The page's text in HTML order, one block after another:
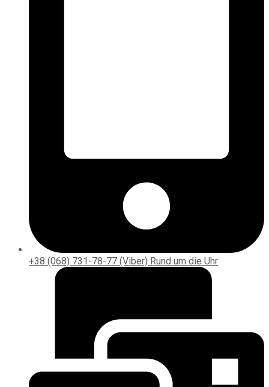
+38 (068) 731-78-77 (Viber) Rund um die Uhr